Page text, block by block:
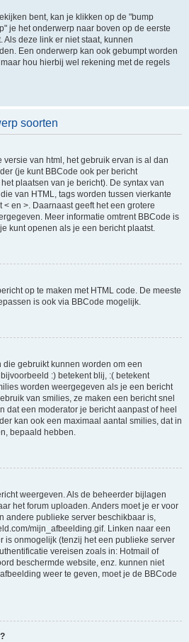
bent, kan je klikken op de "bump
je het onderwerp naar boven op de eerste
deze link er niet staat, kunnen
Een onderwerp kan ook gebumpt worden
hou hierbij wel rekening met de regels
soorten
van html, het gebruik ervan is al dan
(je kunt BBCode ook per bericht
plaatsen van je bericht). De syntax van
van HTML, tags worden tussen vierkante
< en >. Daarnaast geeft het een grotere
Meer informatie omtrent BBCode is
kunt openen als je een bericht plaatst.
op te maken met HTML code. De meeste
is ook via BBCode mogelijk.
gebruikt kunnen worden om een
:) betekent blij, :( betekent
worden weergegeven als je een bericht
van smilies, ze maken een bericht snel
dat een moderator je bericht aanpast of heel
kan ook een maximaal aantal smilies, dat in
bepaald hebben.
weergeven. Als de beheerder bijlagen
het forum uploaden. Anders moet je er voor
andere publieke server beschikbaar is,
mijn_afbeelding.gif. Linken naar een
is onmogelijk (tenzij het een publieke server
vereisen zoals in: Hotmail of
beschermde website, enz. kunnen niet
weer te geven, moet je de BBCode